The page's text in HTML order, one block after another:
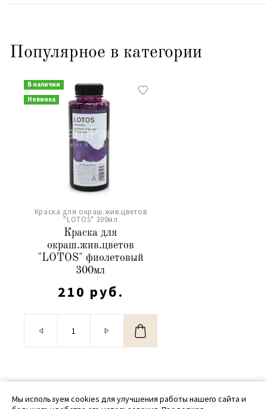
Популярное в категории
В наличии
Новинка
Краска для окраш.жив.цветов
"LOTOS" 300мл
Краска для
окраш.жив.цветов
"LOTOS" фиолетовый
300мл
210 руб.
© 2020 - 2026 SamPack
Мы используем cookies для улучшения работы нашего сайта и